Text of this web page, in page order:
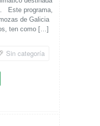
Este programa,
de Galicia
ten como […]
Sin categoría